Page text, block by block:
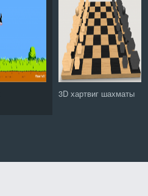
3D хартвиг шахматы